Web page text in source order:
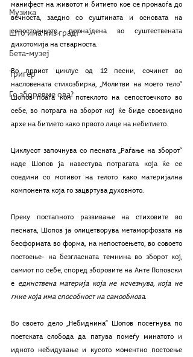
Музика
Што има низ град?
Бета-музеј
Тригер
Го зборевме ова?
манифест на животот и битието кое се пронаоѓа до
вечноста, заедно со суштината и основата на
сепостоечкото, пронајдена во суштествената
дихотомија на стварноста.
Во првиот циклус од 12 песни, сочинет во
насловената стихозбирка, „Молитви на моето тело“
Шопов поаѓа кон потеклото на сепостоечкото во
себе, во потрага на зборот кој ќе биде своевидно
архе на битието како првото лице на небитието.
Циклусот започнува со песната „Раѓање на зборот“
каде Шопов ја навестува потрагата која ќе се
соедини со мотивот на телото како материјална
компонента која го зацвртува духовното.
Преку постапното развивање на стиховите во
песната, Шопов ја олицетворува метаморфозата на
бесформата во форма, на непостоењето, во совоето
постоење- на безгласната темнина во зборот кој,
самиот по себе, според зборовите на Анте Поповски
е единствена материја која не исчезнува, која не
гние која има способност на самообнова.
Во своето дело „Небиднина“ Шопов посегнува по
поетската слобода да патува помеѓу минатото и
идното небидување и кусото моментно постоење